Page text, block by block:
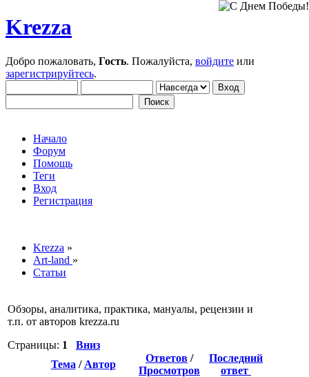
Krezza
Добро пожаловать, Гость. Пожалуйста, войдите или
зарегистрируйтесь.
Начало
Форум
Помощь
Теги
Вход
Регистрация
Krezza »
Art-land »
Статьи
Обзоры, аналитика, практика, мануалы, рецензии и
т.п. от авторов krezza.ru
Страницы: 1
Вниз
Тема / Автор
Ответов /
Просмотров
Последний
ответ